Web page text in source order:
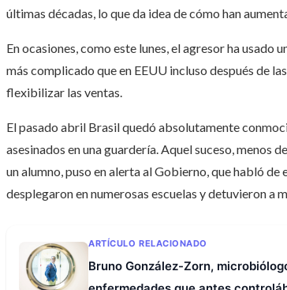
últimas décadas, lo que da idea de cómo han
En ocasiones, como este lunes, el agresor ha usado
más complicado que en EEUU incluso después de
flexibilizar las ventas.
El pasado abril Brasil quedó absolutamente
asesinados en una guardería. Aquel suceso, menos
un alumno, puso en alerta al Gobierno, que habló
desplegaron en numerosas escuelas y detuvieron a
ARTÍCULO RELACIONADO
Bruno González-Zorn,